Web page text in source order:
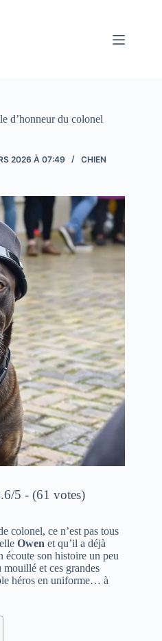
d’honneur du colonel
2026 À 07:49 CHIEN
5 - (61 votes)
colonel, ce n’est pas tous
Owen et qu’il a déjà
écoute son histoire un peu
et ces grandes
héros en uniforme… à